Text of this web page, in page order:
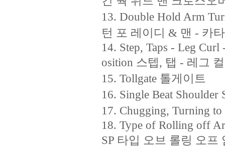
13. Double Hold Arm
턴 포 레이디 & 맨 - 카
14. Step, Taps - Leg
osition 스텝, 탭 - 레그
15. Tollgate 톨게이트
16. Single Beat
17. Chugging, Turning
18. Type of Rolling off
SP 타입 오브 롤링 오